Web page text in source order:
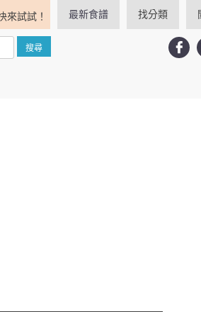
來試試！ 最新食譜 找分類